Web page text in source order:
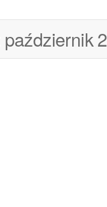
październik